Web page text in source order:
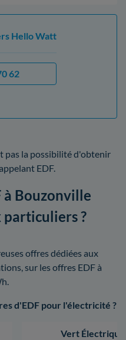
Hello Watt
62
pas la possibilité d'obtenir
EDF.
à Bouzonville
particuliers ?
offres dédiées aux
sur les offres EDF à
d'EDF pour l'électricité ?
Vert Électrique